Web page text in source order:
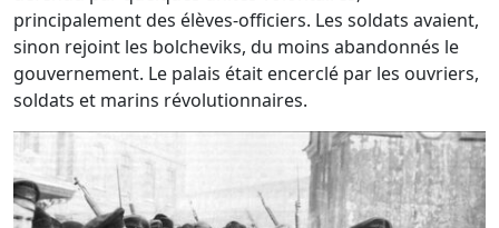
principalement des élèves-officiers. Les soldats avaient,
sinon rejoint les bolcheviks, du moins abandonnés le
gouvernement. Le palais était encerclé par les ouvriers,
soldats et marins révolutionnaires.